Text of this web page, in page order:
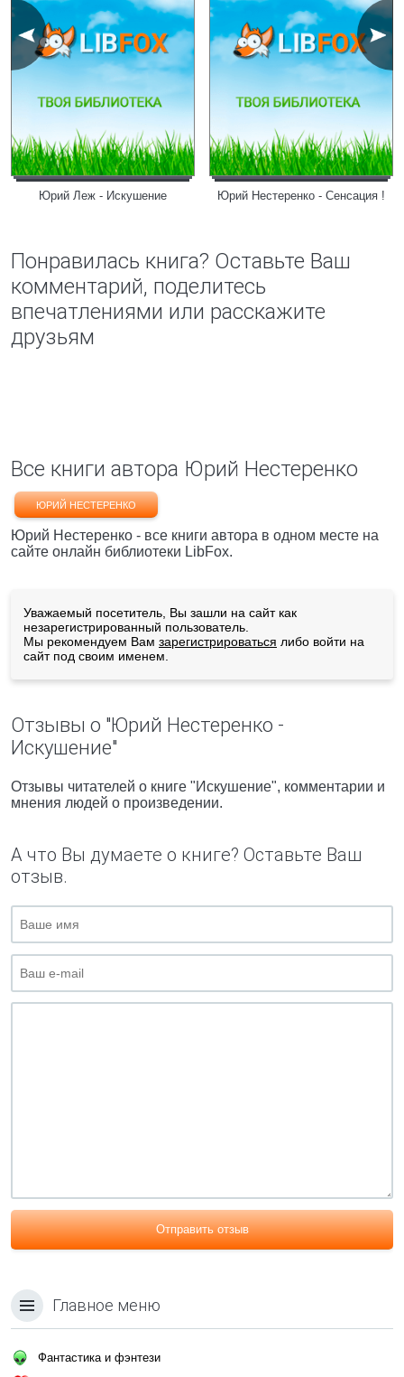
Юрий Леж - Искушение Юрий Нестеренко - Сенсация !
Понравилась книга? Оставьте Ваш
комментарий, поделитесь
впечатлениями или расскажите
друзьям
Все книги автора Юрий Нестеренко
ЮРИЙ НЕСТЕРЕНКО
Юрий Нестеренко - все книги автора в одном месте на
сайте онлайн библиотеки LibFox.
Уважаемый посетитель, Вы зашли на сайт как
незарегистрированный пользователь.
Мы рекомендуем Вам зарегистрироваться либо войти на
сайт под своим именем.
Отзывы о "Юрий Нестеренко -
Искушение"
Отзывы читателей о книге "Искушение", комментарии и
мнения людей о произведении.
А что Вы думаете о книге? Оставьте Ваш
отзыв.
Отправить отзыв
Главное меню
Фантастика и фэнтези